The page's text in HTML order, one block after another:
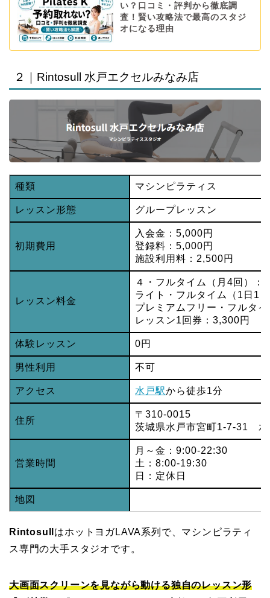
い？口コミ・評判から徹底調
査！賢い攻略法で最高のスタジ
オになる理由
２｜Rintosull 水戸エクセルみなみ店
種類 マシンピラティス
レッスン形態 グループレッスン
初期費用
入会金：5,000円
登録料：5,000円
施設利用料：2,500円
レッスン料金
４・フルタイム（月4回）：
ライト・フルタイム（1日1
プレミアムフリー・フルタ
レッスン1回券：3,300円
体験レッスン 0円
男性利用 不可
アクセス 水戸駅から徒歩1分
住所
〒310-0015
茨城県水戸市宮町1-7-31 水
営業時間
月～金：9:00-22:30
土：8:00-19:30
日：定休日
地図
Rintosull はホットヨガLAVA系列で、マシンピラティ
ス専門の大手スタジオです。
大画面スクリーンを見ながら動ける独自のレッスン形